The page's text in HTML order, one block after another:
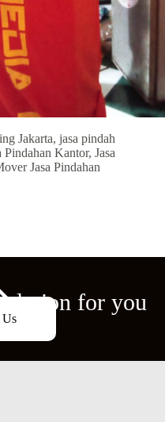
Jakarta, jasa pindah
Pindahan Kantor, Jasa
Jasa Pindahan
for you
Us